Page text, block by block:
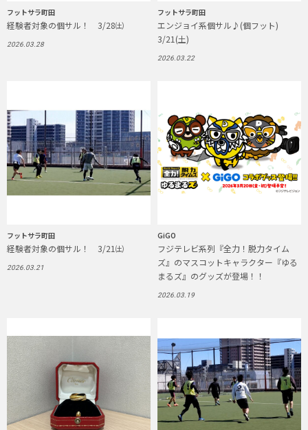
フットサラ町田
経験者対象の個サル！ 3/28㈯
2026.03.28
フットサラ町田
エンジョイ系個サル♪(個フット)
3/21(土)
2026.03.22
フットサラ町田
経験者対象の個サル！ 3/21㈯
2026.03.21
GiGO
フジテレビ系列『全力！脱力タイム
ズ』のマスコットキャラクター『ゆる
まるズ』のグッズが登場！！
2026.03.19